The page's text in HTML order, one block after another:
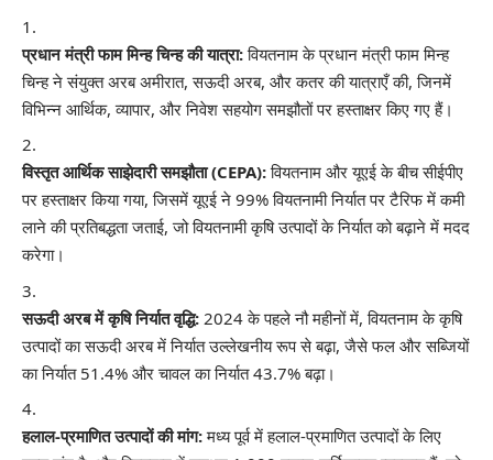
प्रधान मंत्री फाम मिन्ह चिन्ह की यात्रा:वियतनाम के प्रधान मंत्री फाम मिन्ह
चिन्ह ने संयुक्त अरब अमीरात, सऊदी अरब, और कतर की यात्राएँ की, जिनमें
विभिन्न आर्थिक, व्यापार, और निवेश सहयोग समझौतों पर हस्ताक्षर किए गए हैं।
विस्तृत आर्थिक साझेदारी समझौता (CEPA):वियतनाम और यूएई के बीच सीईपीए
पर हस्ताक्षर किया गया, जिसमें यूएई ने 99% वियतनामी निर्यात पर टैरिफ में कमी
लाने की प्रतिबद्धता जताई, जो वियतनामी कृषि उत्पादों के निर्यात को बढ़ाने में मदद
करेगा।
सऊदी अरब में कृषि निर्यात वृद्धि: 2024 के पहले नौ महीनों में, वियतनाम के कृषि
उत्पादों का सऊदी अरब में निर्यात उल्लेखनीय रूप से बढ़ा, जैसे फल और सब्जियों
का निर्यात 51.4% और चावल का निर्यात 43.7% बढ़ा।
हलाल-प्रमाणित उत्पादों की मांग:मध्य पूर्व में हलाल-प्रमाणित उत्पादों के लिए